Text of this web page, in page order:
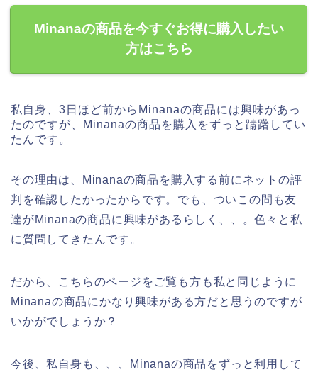
Minanaの商品を今すぐお得に購入したい
方はこちら
私自身、3日ほど前からMinanaの商品には興味があっ
たのですが、Minanaの商品を購入をずっと躊躇してい
たんです。
その理由は、Minanaの商品を購入する前にネットの評
判を確認したかったからです。でも、ついこの間も友
達がMinanaの商品に興味があるらしく、、。色々と私
に質問してきたんです。
だから、こちらのページをご覧も方も私と同じように
Minanaの商品にかなり興味がある方だと思うのですが
いかがでしょうか？
今後、私自身も、、、Minanaの商品をずっと利用して